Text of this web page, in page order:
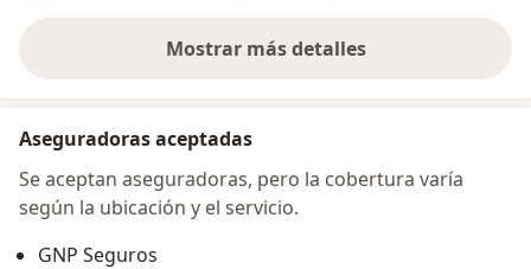
Mostrar más detalles
sobre la dirección
Aseguradoras aceptadas
Se aceptan aseguradoras, pero la cobertura varía
según la ubicación y el servicio.
GNP Seguros